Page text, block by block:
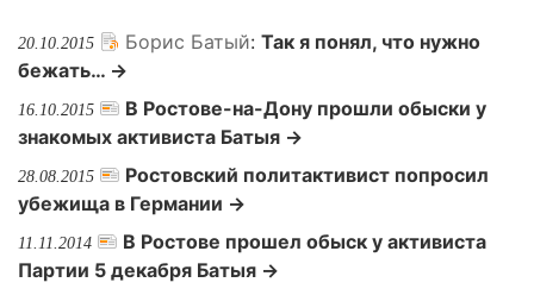
20.10.2015 Борис Батый: Так я понял, что нужно
бежать… →
16.10.2015
В Ростове-на-Дону прошли обыски у
знакомых активиста Батыя →
28.08.2015
Ростовский политактивист попросил
убежища в Германии →
11.11.2014
В Ростове прошел обыск у активиста
Партии 5 декабря Батыя →